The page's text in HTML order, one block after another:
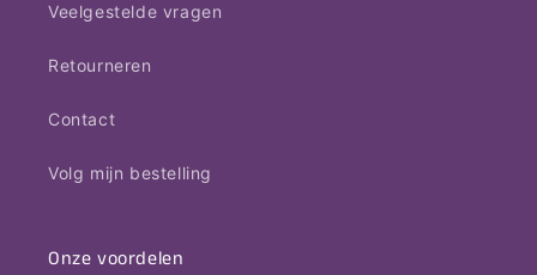
Veelgestelde vragen
Retourneren
Contact
Volg mijn bestelling
Onze voordelen